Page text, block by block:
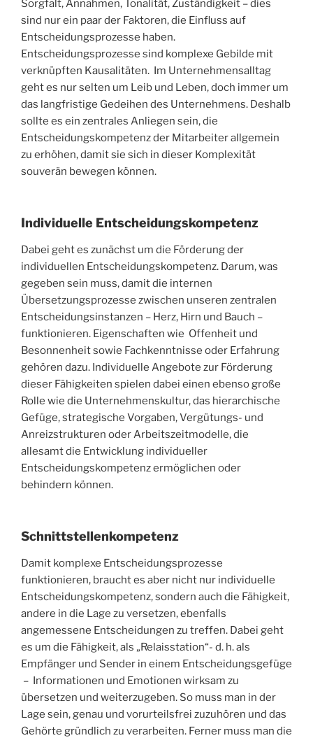
Sorgfalt, Annahmen, Tonalität, Zuständigkeit – dies
sind nur ein paar der Faktoren, die Einfluss auf
Entscheidungsprozesse haben.
Entscheidungsprozesse sind komplexe Gebilde mit
verknüpften Kausalitäten. Im Unternehmensalltag
geht es nur selten um Leib und Leben, doch immer um
das langfristige Gedeihen des Unternehmens. Deshalb
sollte es ein zentrales Anliegen sein, die
Entscheidungskompetenz der Mitarbeiter allgemein
zu erhöhen, damit sie sich in dieser Komplexität
souverän bewegen können.
Individuelle Entscheidungskompetenz
Dabei geht es zunächst um die Förderung der
individuellen Entscheidungskompetenz. Darum, was
gegeben sein muss, damit die internen
Übersetzungsprozesse zwischen unseren zentralen
Entscheidungsinstanzen – Herz, Hirn und Bauch –
funktionieren. Eigenschaften wie Offenheit und
Besonnenheit sowie Fachkenntnisse oder Erfahrung
gehören dazu. Individuelle Angebote zur Förderung
dieser Fähigkeiten spielen dabei einen ebenso große
Rolle wie die Unternehmenskultur, das hierarchische
Gefüge, strategische Vorgaben, Vergütungs- und
Anreizstrukturen oder Arbeitszeitmodelle, die
allesamt die Entwicklung individueller
Entscheidungskompetenz ermöglichen oder
behindern können.
Schnittstellenkompetenz
Damit komplexe Entscheidungsprozesse
funktionieren, braucht es aber nicht nur individuelle
Entscheidungskompetenz, sondern auch die Fähigkeit,
andere in die Lage zu versetzen, ebenfalls
angemessene Entscheidungen zu treffen. Dabei geht
es um die Fähigkeit, als „Relaisstation“- d. h. als
Empfänger und Sender in einem Entscheidungsgefüge
– Informationen und Emotionen wirksam zu
übersetzen und weiterzugeben. So muss man in der
Lage sein, genau und vorurteilsfrei zuzuhören und das
Gehörte gründlich zu verarbeiten. Ferner muss man die